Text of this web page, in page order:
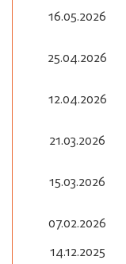
16.05.2026
25.04.2026
12.04.2026
21.03.2026
15.03.2026
07.02.2026
14.12.2025